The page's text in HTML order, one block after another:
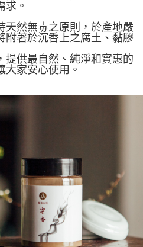
供之「AFTEE先享後付」服務完成之交
人資料，並將交易相關給付款項請求債
以下網址：
代理人或監護人之同意方可使用
依據個別帳號之用戶狀況，依本公司即
額度不足之情形，本公司將視審查結果
人資訊註冊。若發現惡意使用之情形，
用戶之使用額度並採取法律行動。
)免運費
上)免運費
上)免運費
求。
天然無毒之原則，於產地嚴
附著於沉香上之腐土、黏膠
提供最自然、純淨和實惠的
大家安心使用。